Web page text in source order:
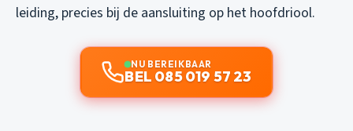
leiding, precies bij de aansluiting op het hoofdriool.
NU BEREIKBAAR
BEL 085 019 57 23